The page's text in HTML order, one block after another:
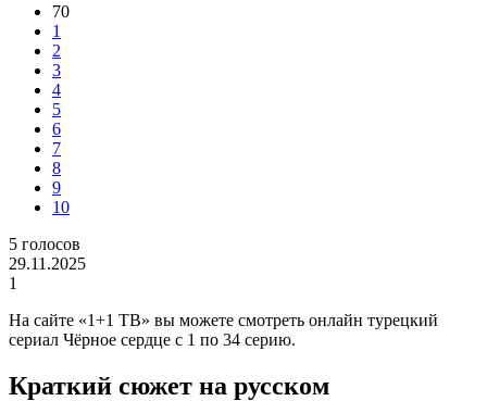
70
1
2
3
4
5
6
7
8
9
10
5 голосов
29.11.2025
1
На сайте «1+1 ТВ» вы можете смотреть онлайн турецкий
сериал Чёрное сердце с 1 по 34 серию.
Краткий сюжет на русском